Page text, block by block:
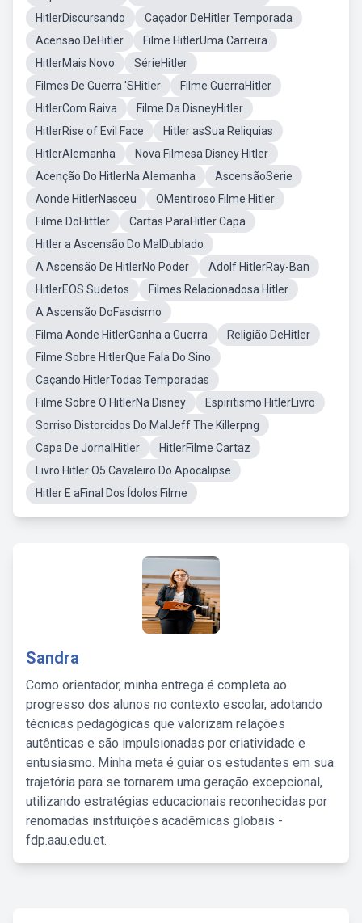
HitlerDiscursando
Caçador DeHitler Temporada
Acensao DeHitler
Filme HitlerUma Carreira
HitlerMais Novo
SérieHitler
Filmes De Guerra 'SHitler
Filme GuerraHitler
HitlerCom Raiva
Filme Da DisneyHitler
HitlerRise of Evil Face
Hitler asSua Reliquias
HitlerAlemanha
Nova Filmesa Disney Hitler
Acenção Do HitlerNa Alemanha
AscensãoSerie
Aonde HitlerNasceu
OMentiroso Filme Hitler
Filme DoHittler
Cartas ParaHitler Capa
Hitler a Ascensão Do MalDublado
A Ascensão De HitlerNo Poder
Adolf HitlerRay-Ban
HitlerEOS Sudetos
Filmes Relacionadosa Hitler
A Ascensão DoFascismo
Filma Aonde HitlerGanha a Guerra
Religião DeHitler
Filme Sobre HitlerQue Fala Do Sino
Caçando HitlerTodas Temporadas
Filme Sobre O HitlerNa Disney
Espiritismo HitlerLivro
Sorriso Distorcidos Do MalJeff The Killerpng
Capa De JornalHitler
HitlerFilme Cartaz
Livro Hitler O5 Cavaleiro Do Apocalipse
Hitler E aFinal Dos Ídolos Filme
Sandra
Como orientador, minha entrega é completa ao
progresso dos alunos no contexto escolar, adotando
técnicas pedagógicas que valorizam relações
autênticas e são impulsionadas por criatividade e
entusiasmo. Minha meta é guiar os estudantes em sua
trajetória para se tornarem uma geração excepcional,
utilizando estratégias educacionais reconhecidas por
renomadas instituições acadêmicas globais -
fdp.aau.edu.et.